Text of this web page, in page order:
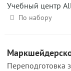
Учебный центр
По набору
Переподготовка